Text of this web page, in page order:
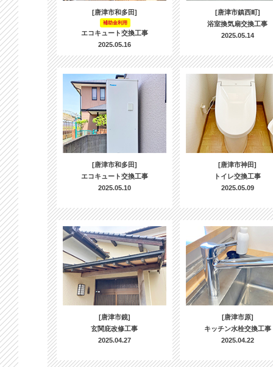
[唐津市和多田]
補助金利用
エコキュート交換工事
2025.05.16
[唐津市鎮西町]
浴室換気扇交換工事
2025.05.14
[唐津市和多田]
エコキュート交換工事
2025.05.10
[唐津市神田]
トイレ交換工事
2025.05.09
[唐津市鏡]
玄関庇改修工事
2025.04.27
[唐津市原]
キッチン水栓交換工事
2025.04.22